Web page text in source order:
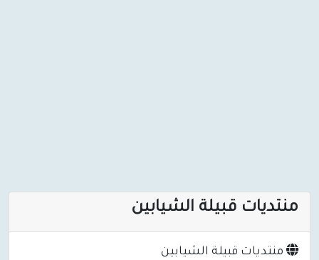
منتديات قبيلة الشيابين
منتديات قبيلة الشيابين